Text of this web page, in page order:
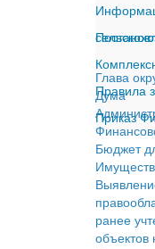
Правила
Приказ
Глава
Дума
Бюджет
ранее
объектов